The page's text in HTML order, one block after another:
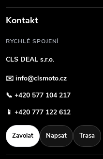
Kontakt
RYCHLÉ SPOJENÍ
CLS DEAL s.r.o.
✉️ info@clsmoto.cz
📞 +420 577 104 217
📱 +420 777 122 612
Zavolat Napsat Trasa